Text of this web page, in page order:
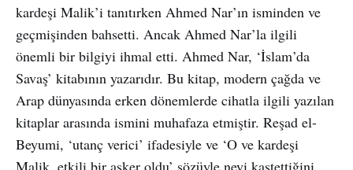
kardeşi Malik’i tanıtırken Ahmed Nar’ın isminden ve
geçmişinden bahsetti. Ancak Ahmed Nar’la ilgili
önemli bir bilgiyi ihmal etti. Ahmed Nar, ‘İslam’da
Savaş’ kitabının yazarıdır. Bu kitap, modern çağda ve
Arap dünyasında erken dönemlerde cihatla ilgili yazılan
kitaplar arasında ismini muhafaza etmiştir. Reşad el-
Beyumi, ‘utanç verici’ ifadesiyle ve ‘O ve kardeşi
Malik, etkili bir asker oldu’ sözüyle neyi kastettiğini